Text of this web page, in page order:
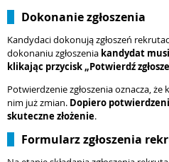
Dokonanie zgłoszenia
Kandydaci dokonują zgłoszeń
dokonaniu zgłoszenia kandydat
klikając przycisk „Potwierdź
Potwierdzenie zgłoszenia oznacza,
nim już zmian. Dopiero
skuteczne złożenie.
Formularz zgłoszenia